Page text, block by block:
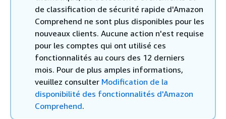
de classification de sécurité rapide d'Amazon
Comprehend ne sont plus disponibles pour les
nouveaux clients. Aucune action n'est requise
pour les comptes qui ont utilisé ces
fonctionnalités au cours des 12 derniers
mois. Pour de plus amples informations,
veuillez consulter Modification de la
disponibilité des fonctionnalités d'Amazon
Comprehend.